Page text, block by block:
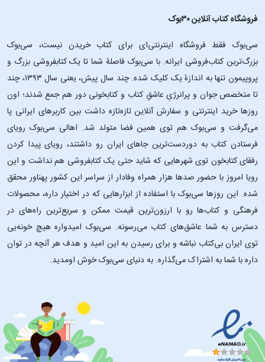
فروشگاه کتاب آنلاین ۳۰بوک
سی‌بوک فقط فروشگاه اینترنتی‌ای برای کتاب خریدن نیست، سی‌بوک
بزرگ‌ترین کتاب‌فروشی ایرانه. با سی‌بوک فاصلۀ شما تا یک کتابفروشی بزرگ و
پروپیمون تنها به اندازۀ یک کلیک شده. چند سال پیش، یعنی سال ۱۳۹۳، چند
تا متخصص جوان و پرانرژیِ عاشقِ کتاب و کتابخونی دور هم جمع شدند؛ اون‌
روزها خرید اینترنتی و سفارش آنلاین تازه‌تازه داشت بین کاربرهای ایرانی پا
می‌گرفت و سی‌بوک هم توی همین فضا متولد شد. اهالی سی‌بوک رویای
فرستادن کتاب به دوردست‌ترین جاهای ایران رو داشتند، رویای پیدا کردن
رفقای کتابخون توی شهرهایی که شاید حتی یک کتابفروشی هم نداشت و این
رویا امروز با حضور صدها هزار همراه وفادار از سراسر این کشور پهناور محقق
شده. این ‌روزها سی‌بوک با استفاده از ابزارهایی که در اختیار داره، محصولات
فرهنگی و کتاب‌ها رو با ارزون‌ترین قیمت ممکن و سریع‌ترین راه‌های در
دسترس به شما عاشق‌های کتاب می‌رسونه. سی‌بوک امیدواره هیچ خونه‌یی
توی ایران بی‌کتاب نباشه و برای رسیدن به این امید و هدف هر آنچه در توان
داره با شما به اشتراک می‌گذاره. به دنیای سی‌بوک خوش اومدید.